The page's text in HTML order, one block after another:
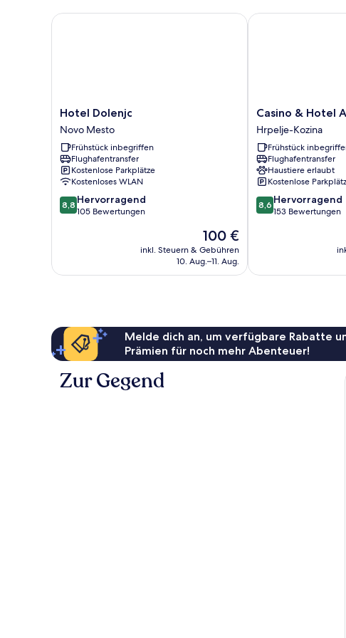
Hotel
Dolenjc
Novo
Mesto
Hotel Dolenjc
Novo Mesto
Frühstück inbegriffen
Flughafentransfer
Kostenlose Parkplätze
Kostenloses WLAN
8.8
von
8,8 Hervorragend
105 Bewertungen
Der
Preis
beträgt
100 €
inkl. Steuern & Gebühren
10. Aug.–11. Aug.
Hotel Dolenjc
Casino
&
Hotel
ADMIRAL
Kozina
Hrpelje-
Kozina
Casino & Hotel
Hrpelje-Kozina
Frühstück
Flughafentransfer
Haustiere erlaubt
Kostenlose
8.6
von
8,6 Hervorragend
153 Bewertungen
Casino & Hotel
Melde dich an, um verfügbare Rabatte
Prämien für noch mehr Abenteuer!
Zur Gegend